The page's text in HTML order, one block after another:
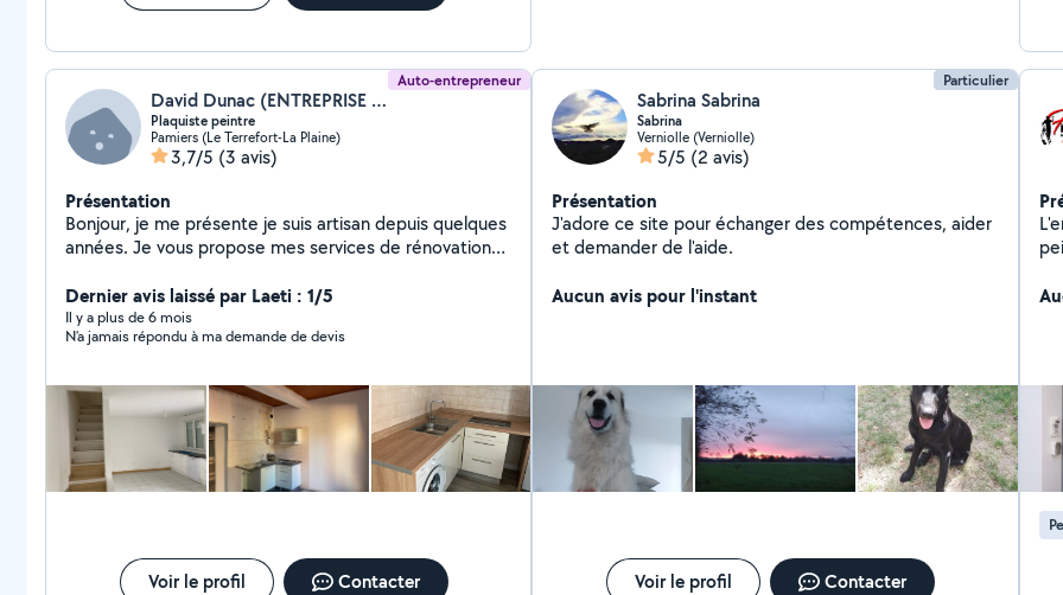
Auto-entrepreneur
David Dunac (ENTREPRISE DPJ PLAQUISTE/JOINTEUR)
Plaquiste peintre
Pamiers (Le Terrefort-La Plaine)
3,7/5 (3 avis)
Présentation
Bonjour, je me présente je suis artisan depuis quelques
années. Je vous propose mes services de rénovation
Petite maçonnerie, je suis assez réactif et à l'écoute de
mes clients.
Dernier avis laissé par Laeti : 1/5
Il y a plus de 6 mois
N’a jamais répondu à ma demande de devis
Voir le profil Contacter
Particulier
Sabrina Sabrina
Sabrina
Verniolle (Verniolle)
5/5 (2 avis)
Présentation
J'adore ce site pour échanger des compétences, aider
et demander de l'aide.
Aucun avis pour l'instant
Voir le profil Contacter
sa